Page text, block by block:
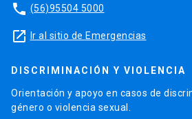
phone (56)95504 5000
launch Ir al sitio de Emergencias
DISCRIMINACIÓN Y VIOLENCIA
Orientación y apoyo en casos de
género o violencia sexual.